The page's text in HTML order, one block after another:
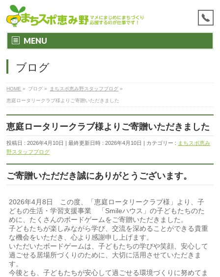
MENU
ブログ
HOME » ブログ » まちスポ恵み野スタッフブログ »
恵庭ロータリークラブ様よりご寄贈いただきました
恵庭ロータリークラブ様よりご寄贈いただきました
投稿日 : 2026年4月10日 最終更新日時 : 2026年4月10日 カテゴリー : まちスポ恵み
野スタッフブログ
ご寄贈いただだき誠にありがとうございます。
2026年4月8日 この度、「恵庭ロータリークラブ様」より、子
どもの生活・学習支援事業 「Smileハウス」の子どもたちのた
めに、たくさんのボードゲームをご寄贈いただきました。
子どもたちが楽しみながら学び、交流を深めることができる貴重
な機会をいただき、心より感謝申し上げます。
いただいたボードゲームは、子どもたちの学びや笑顔、安心して
過ごせる居場所づくりのために、大切に活用させていただきま
す。
今後とも、子どもたちが安心して過ごせる環境づくりに努めてま